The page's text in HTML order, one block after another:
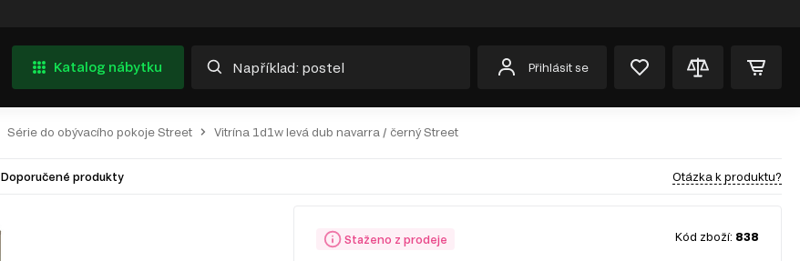
Katalog nábytku Přihlásit se
Série do obývacího pokoje Street Vitrína 1d1w levá dub navarra / černý Street
Doporučené produkty Otázka k produktu?
Staženo z prodeje Kód zboží: 838